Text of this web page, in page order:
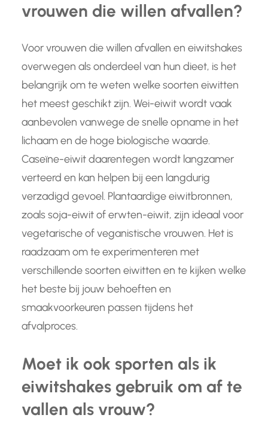
vrouwen die willen afvallen?
Voor vrouwen die willen afvallen en eiwitshakes
overwegen als onderdeel van hun dieet, is het
belangrijk om te weten welke soorten eiwitten
het meest geschikt zijn. Wei-eiwit wordt vaak
aanbevolen vanwege de snelle opname in het
lichaam en de hoge biologische waarde.
Caseïne-eiwit daarentegen wordt langzamer
verteerd en kan helpen bij een langdurig
verzadigd gevoel. Plantaardige eiwitbronnen,
zoals soja-eiwit of erwten-eiwit, zijn ideaal voor
vegetarische of veganistische vrouwen. Het is
raadzaam om te experimenteren met
verschillende soorten eiwitten en te kijken welke
het beste bij jouw behoeften en
smaakvoorkeuren passen tijdens het
afvalproces.
Moet ik ook sporten als ik
eiwitshakes gebruik om af te
vallen als vrouw?